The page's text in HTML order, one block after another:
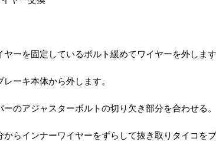
ヤーを固定しているボルト緩めてワイヤーを外します
レーキ本体から外します。
ーのアジャスターボルトの切り欠き部分を合わせる。
からインナーワイヤーをずらして抜き取りタイコを